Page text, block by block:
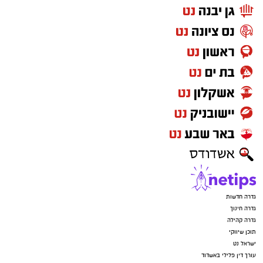
גדרה חדשות
גדרה חינוך
גדרה קהילה
תוכן שיווקי
ישראל נט
עורך דין פלילי באשדוד